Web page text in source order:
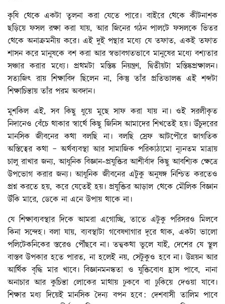
কৃষি থেকে একটা তুলনা করা যেতে পারে। বাইরে থেকে কীটনাশক
ছড়িয়ে ফসল রক্ষা করা যায়, আর জিনের গঠন পালটে ফসলকে ভিতর
থেকে অনাক্রমনীয় করে। এই দুই পন্থার মধ্যে যে তফাত, একই তফাত
শাসন করে মানুষকে বশ করা আর স্বভাবগতভাবে মানুষের মধ্যে বশ্যতার
সঞ্চার করার মধ্যে। প্রথমটা মস্তিষ্ক নিয়ন্ত্রণ, দ্বিতীয়টা মস্তিষ্কপ্রক্ষালন।
সত্যজিৎ রায় শিক্ষাবিদ ছিলেন না, কিন্তু তাঁর প্রতিভালব্ধ এই শব্দটা
শিক্ষাচিন্তায় তাঁর পরম অবদান।
মুশকিল এই, সব কিছু ধুয়ে মুছে সাফ করা যায় না। ওই সরলীকৃত
নিদানেও বেঁচে থাকার স্বার্থে কিছু জিনিস আমাদের শিখতেই হয়। উঁচুদরের
মানসিক জীবনের কথা বলছি না। বলছি স্রেফ আটপৌরে জাগতিক
অস্তিত্বের কথা – অর্থব্যবস্থা আর সামাজিক পরিকাঠামো ন্যূনতম মাত্রায়
চালু রাখার জন্য, আধুনিক বিজ্ঞান-প্রযুক্তির আশীর্বাদ কিছু আবশ্যিক ক্ষেত্রে
উপভোগ করার জন্য। আধুনিক জীবনের এটুকু অনুষঙ্গ নিশ্চিত করতেও
প্রশ্ন করতে হয়, করে যেতেই হয়। প্রযুক্তির আড়াল থেকে মৌলিক বিজ্ঞান
উঁকি মারে, ডেকে না এনে উপায় থাকে না।
যে শিক্ষাব্যবস্থার দিকে আমরা এগোচ্ছি, তাতে এটুকু পরিসরও মিলবে
কিনা সন্দেহ। বলা যায়, ব্যবস্থাটা গবেষণাগার দূরে থাক, একটা ভালো
পলিটেকনিকের স্তরেও পৌঁছবে না। তত্ত্বকথা ভুলে যাই, দেশের যে স্থূল
বাস্তব উপকার হতে পারত, না হলেই নয়, সেটুকুও হবে না। উন্নয়ন আর
আর্থিক বৃদ্ধি মার খাবে। বিজ্ঞানমনস্কতা ও যুক্তিবোধ হ্রাস পাবে, নানা
অনাচার আর কুচিন্তা লোকের মাথায় ঢুকবে বা ঢুকিয়ে দেওয়া যাবে।
শিক্ষার মধ্য দিয়েই মানসিক দৈন্য বপন হবে: দেশবাসী তালিম পাবে